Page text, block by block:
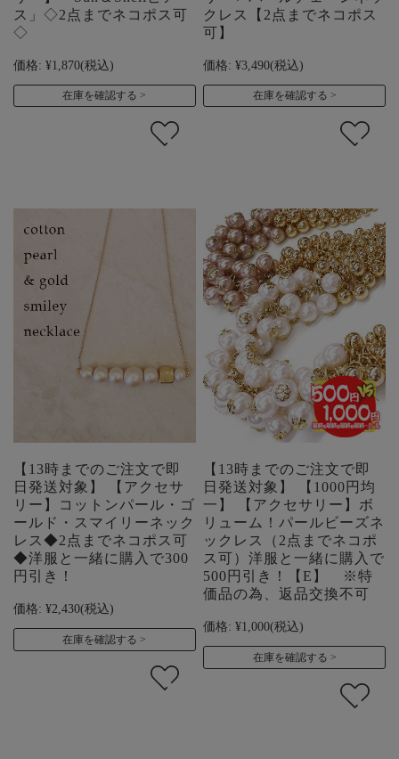
ス」◇2点までネコポス可
◇
価格: ¥1,870(税込)
在庫を確認する
クレス【2点までネコポス
可】
価格: ¥3,490(税込)
在庫を確認する
【13時までのご注文で即
日発送対象】 【アクセサ
リー】コットンパール・ゴ
ールド・スマイリーネック
レス◆2点までネコポス可
◆洋服と一緒に購入で300
円引き！
価格: ¥2,430(税込)
在庫を確認する
【13時までのご注文で即
日発送対象】 【1000円均
一】 【アクセサリー】ボ
リューム！パールビーズネ
ックレス（2点までネコポ
ス可）洋服と一緒に購入で
500円引き！【E】 ※特
価品の為、返品交換不可
価格: ¥1,000(税込)
在庫を確認する